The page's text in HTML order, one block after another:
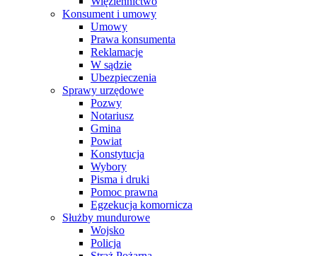
Konsument i umowy
Umowy
Prawa konsumenta
Reklamacje
W sądzie
Ubezpieczenia
Sprawy urzędowe
Pozwy
Notariusz
Gmina
Powiat
Konstytucja
Wybory
Pisma i druki
Pomoc prawna
Egzekucja komornicza
Służby mundurowe
Wojsko
Policja